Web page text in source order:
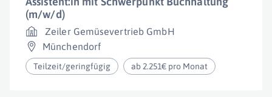
(m/w/d)
Zeiler Gemüsevertrieb GmbH
Münchendorf
Teilzeit/geringfügig ab 2.251€ pro Monat